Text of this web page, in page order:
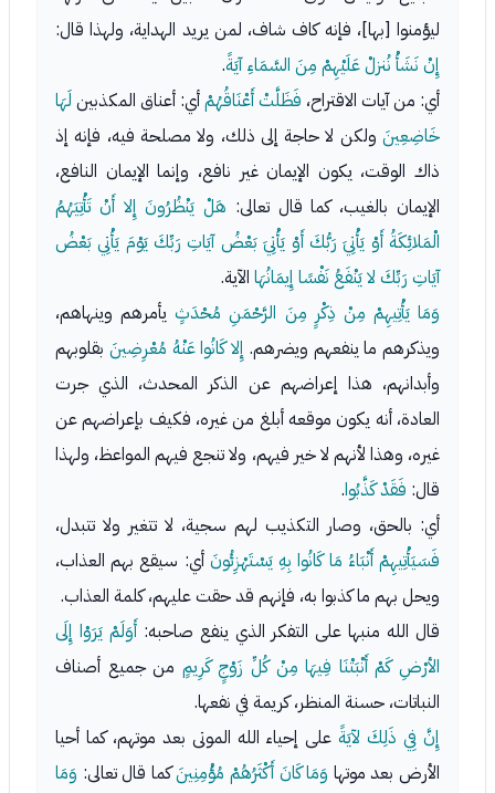
ليؤمنوا [بها]، فإنه كاف شاف، لمن يريد الهداية، ولهذا قال:
إِنْ نَشَأْ نُنزلْ عَلَيْهِمْ مِنَ السَّمَاءِ آيَةً.
أي: من آيات الاقتراح، فَظَلَّتْ أَعْنَاقُهُمْأي: أعناق المكذبين لَهَا
خَاضِعِينَ ولكن لا حاجة إلى ذلك، ولا مصلحة فيه، فإنه إذ
ذاك الوقت، يكون الإيمان غير نافع، وإنما الإيمان النافع،
الإيمان بالغيب، كما قال تعالى: هَلْ يَنْظُرُونَ إِلا أَنْ تَأْتِيَهُمُ
الْمَلائِكَةُ أَوْ يَأْتِيَ رَبُّكَ أَوْ يَأْتِيَ بَعْضُ آيَاتِ رَبِّكَ يَوْمَ يَأْتِي بَعْضُ
آيَاتِ رَبِّكَ لا يَنْفَعُ نَفْسًا إِيمَانُهَا الآية.
وَمَا يَأْتِيهِمْ مِنْ ذِكْرٍ مِنَ الرَّحْمَنِ مُحْدَثٍ يأمرهم وينهاهم،
ويذكرهم ما ينفعهم ويضرهم. إِلا كَانُوا عَنْهُ مُعْرِضِينَ بقلوبهم
وأبدانهم، هذا إعراضهم عن الذكر المحدث، الذي جرت
العادة، أنه يكون موقعه أبلغ من غيره، فكيف بإعراضهم عن
غيره، وهذا لأنهم لا خير فيهم، ولا تنجع فيهم المواعظ، ولهذا
قال: فَقَدْ كَذَّبُوا.
أي: بالحق، وصار التكذيب لهم سجية، لا تتغير ولا تتبدل،
فَسَيَأْتِيهِمْ أَنْبَاءُ مَا كَانُوا بِهِ يَسْتَهْزِئُونَ أي: سيقع بهم العذاب،
ويحل بهم ما كذبوا به، فإنهم قد حقت عليهم، كلمة العذاب.
قال الله منبها على التفكر الذي ينفع صاحبه:أَوَلَمْ يَرَوْا إِلَى
الأرْضِ كَمْ أَنْبَتْنَا فِيهَا مِنْ كُلِّ زَوْجٍ كَرِيمٍ من جميع أصناف
النباتات، حسنة المنظر، كريمة في نفعها.
إِنَّ فِي ذَلِكَ لآيَةً على إحياء الله الموتى بعد موتهم، كما أحيا
الأرض بعد موتها وَمَا كَانَ أَكْثَرُهُمْ مُؤْمِنِينَكما قال تعالى: وَمَا